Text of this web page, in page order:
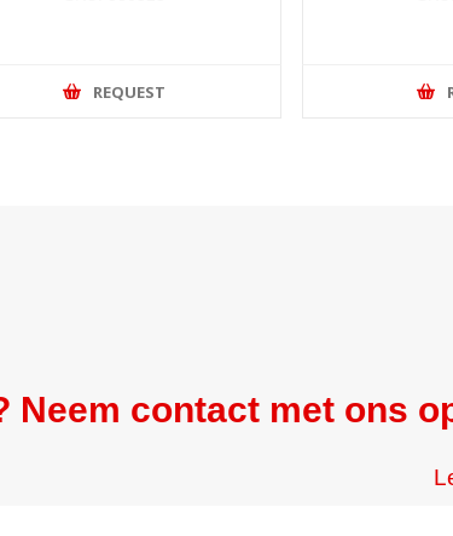
REQUEST
Neem contact met ons